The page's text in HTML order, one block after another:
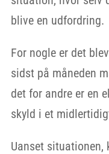
blive en udfordring.
For nogle er det
sidst på måneden
det for andre er en
skyld i et
Uanset situationen,